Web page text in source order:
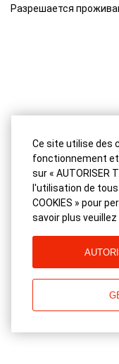
Ce site utilise des
fonctionnement et
sur « AUTORISER
l'utilisation de tous
COOKIES » pour
savoir plus veuillez
Разрешается